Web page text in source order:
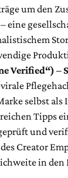
um den
eine
Verified“) –
selbst als
Tipps
und
Creator
in